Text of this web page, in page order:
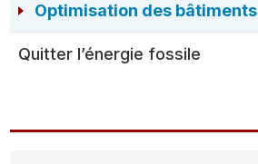
Optimisation des bâtiments
Quitter l’énergie fossile